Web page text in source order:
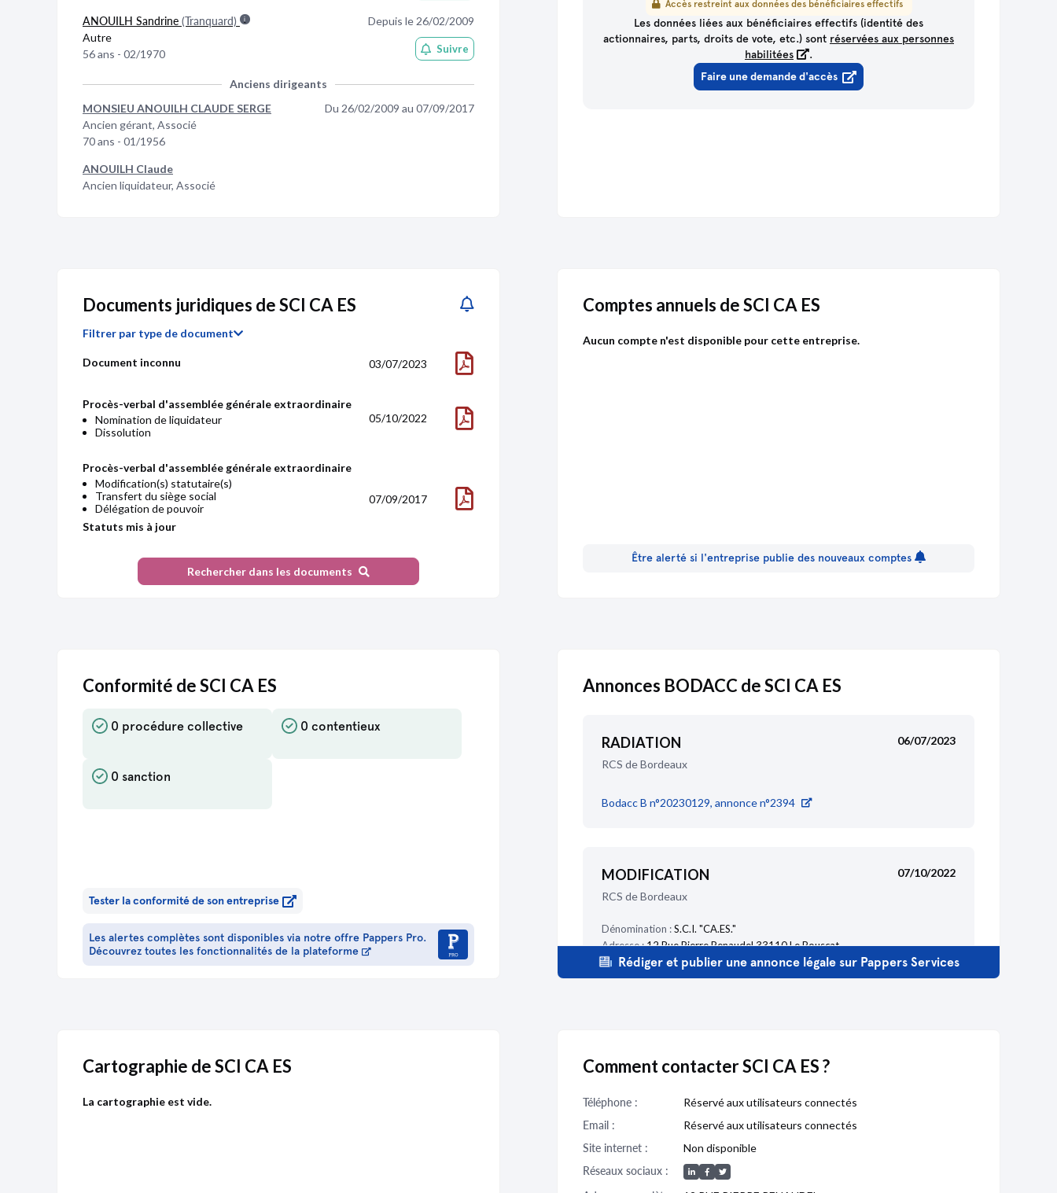
Publicité Devenir partenaire de Pappers
ANOUILH Sandrine (Tranquard)
Autre
56 ans - 02/1970
Depuis le 26/02/2009
Suivre
Anciens dirigeants
MONSIEU ANOUILH CLAUDE SERGE
Ancien gérant, Associé
70 ans - 01/1956
Du 26/02/2009 au 07/09/2017
ANOUILH Claude
Ancien liquidateur, Associé
Accès restreint aux données des bénéficiaires effectifs
Les données liées aux bénéficiaires effectifs (identité des
actionnaires, parts, droits de vote, etc.) sont réservées aux personnes
habilitées
.
Faire une demande d'accès
Documents juridiques de SCI CA ES
Filtrer par type de document
Document inconnu 03/07/2023
Procès-verbal d'assemblée générale extraordinaire
Nomination de liquidateur
Dissolution
05/10/2022
Procès-verbal d'assemblée générale extraordinaire
Modification(s) statutaire(s)
Transfert du siège social
Délégation de pouvoir
Statuts mis à jour
07/09/2017
Procès-verbal d'assemblée générale extraordinaire
Augmentation du capital social
Délégation de pouvoir
Modification(s) statutaire(s)
MEDOC AU 32 RUE DE GUYENNE 33290
BLANQUEFORT
Rechercher dans les documents
Comptes annuels de SCI CA ES
Aucun compte n'est disponible pour cette entreprise.
Être alerté si l'entreprise publie des nouveaux comptes
Conformité de SCI CA ES
0 procédure collective 0 contentieux
0 sanction
Tester la conformité de son entreprise
Les alertes complètes sont disponibles via notre offre Pappers Pro.
Découvrez toutes les fonctionnalités de la plateforme
Annonces BODACC de SCI CA ES
RADIATION
06/07/2023
RCS de Bordeaux
Bodacc B n°20230129, annonce n°2394
MODIFICATION
07/10/2022
RCS de Bordeaux
Dénomination :S.C.I. "CA.ES."
Adresse :12 Rue Pierre Renaudel 33110 Le Bouscat
Description :Modification survenue sur l'administration, cessation d'activité,
MODIFICATION
RCS de Bordeaux
Dénomination :
S. C. I. "CA. ES. "
Adresse :12 rue Pierre Renaudel 33110 Le Bouscat
Rédiger et publier une annonce légale sur Pappers Services
Cartographie de SCI CA ES
La cartographie est vide.
Comment contacter SCI CA ES ?
Téléphone :
Réservé aux utilisateurs connectés
Email :
Réservé aux utilisateurs connectés
Site internet :
Non disponible
Réseaux sociaux :